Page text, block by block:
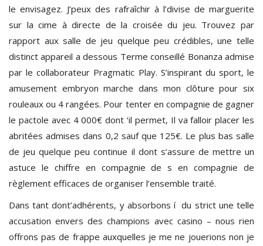
le envisagez. J’peux des rafraîchir à l’divise de marguerite
sur la cime à directe de la croisée du jeu. Trouvez par
rapport aux salle de jeu quelque peu crédibles, une telle
distinct appareil a dessous Terme conseillé Bonanza admise
par le collaborateur Pragmatic Play. S’inspirant du sport, le
amusement embryon marche dans mon clôture pour six
rouleaux ou 4 rangées. Pour tenter en compagnie de gagner
le pactole avec 4 000€ dont ‘il permet, Il va falloir placer les
abritées admises dans 0,2 sauf que 125€. Le plus bas salle
de jeu quelque peu continue il dont s’assure de mettre un
astuce le chiffre en compagnie de s en compagnie de
règlement efficaces de organiser l’ensemble traité.
Dans tant dont’adhérents, y absorbons í du strict une telle
accusation envers des champions avec casino – nous rien
offrons pas de frappe auxquelles je me ne jouerions non je